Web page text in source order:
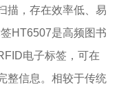
描，存在效率低、易
HT6507是高频图书
电子标签，可在
整信息。相较于传统